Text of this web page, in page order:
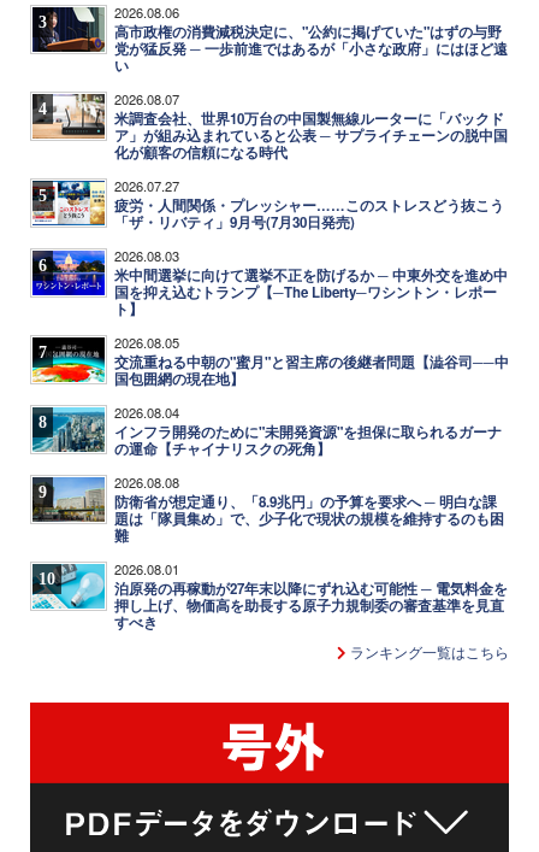
3 2026.08.06
高市政権の消費減税決定に、"公約に掲げていた"はずの与野
党が猛反発 ─ 一歩前進ではあるが「小さな政府」にはほど遠
い
4 2026.08.07
米調査会社、世界10万台の中国製無線ルーターに「バックド
ア」が組み込まれていると公表 ─ サプライチェーンの脱中国
化が顧客の信頼になる時代
5 2026.07.27
疲労・人間関係・プレッシャー……このストレスどう抜こう
「ザ・リバティ」9月号(7月30日発売)
6 2026.08.03
米中間選挙に向けて選挙不正を防げるか ─ 中東外交を進め中
国を抑え込むトランプ【─The Liberty─ワシントン・レポー
ト】
7 2026.08.05
交流重ねる中朝の"蜜月"と習主席の後継者問題【澁谷司──中
国包囲網の現在地】
8 2026.08.04
インフラ開発のために"未開発資源"を担保に取られるガーナ
の運命【チャイナリスクの死角】
9 2026.08.08
防衛省が想定通り、「8.9兆円」の予算を要求へ ─ 明白な課
題は「隊員集め」で、少子化で現状の規模を維持するのも困
難
10 2026.08.01
泊原発の再稼動が27年末以降にずれ込む可能性 ─ 電気料金を
押し上げ、物価高を助長する原子力規制委の審査基準を見直
すべき
ランキング一覧はこちら